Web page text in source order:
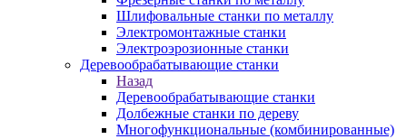
Шлифовальные станки по металлу
Электромонтажные станки
Электроэрозионные станки
Деревообрабатывающие станки
Назад
Деревообрабатывающие станки
Долбежные станки по дереву
Многофункциональные (комбинированные)